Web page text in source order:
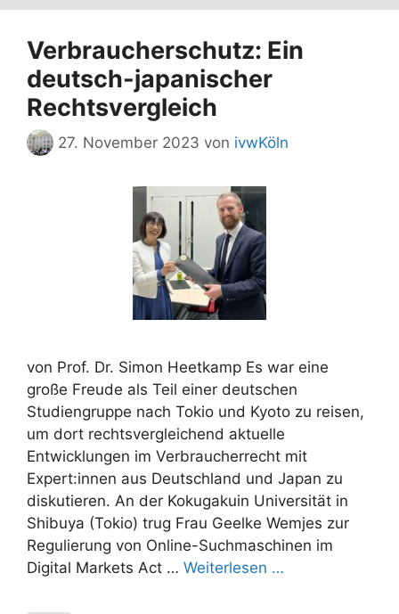
Verbraucherschutz: Ein
deutsch-japanischer
Rechtsvergleich
27. November 2023 von ivwKöln
von Prof. Dr. Simon Heetkamp Es war eine
große Freude als Teil einer deutschen
Studiengruppe nach Tokio und Kyoto zu reisen,
um dort rechtsvergleichend aktuelle
Entwicklungen im Verbraucherrecht mit
Expert:innen aus Deutschland und Japan zu
diskutieren. An der Kokugakuin Universität in
Shibuya (Tokio) trug Frau Geelke Wemjes zur
Regulierung von Online-Suchmaschinen im
Digital Markets Act … Weiterlesen …